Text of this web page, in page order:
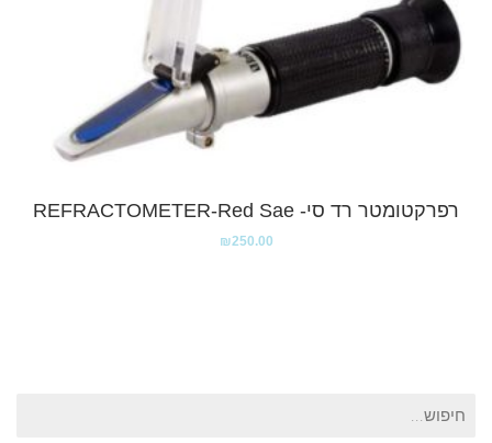
רפרקטומטר רד סי- REFRACTOMETER-Red Sae
₪250.00
חיפוש